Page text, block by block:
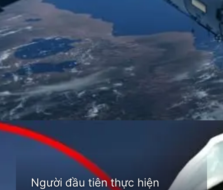
Đang mở
Người đầu tiên thực hiện